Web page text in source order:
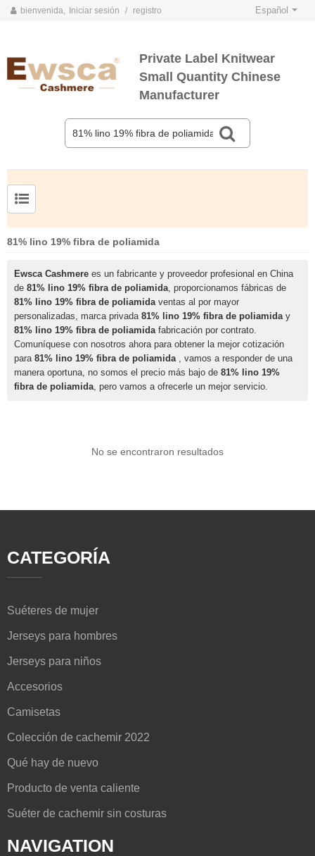
bienvenida, Iniciar sesión / registro Español
Private Label Knitwear
Small Quantity Chinese
Manufacturer
81% lino 19% fibra de poliamida
Ewsca Cashmere es un fabricante y proveedor profesional en China
de 81% lino 19% fibra de poliamida, proporcionamos fábricas de
81% lino 19% fibra de poliamidaventas al por mayor
personalizadas, marca privada 81% lino 19% fibra de poliamiday
81% lino 19% fibra de poliamidafabricación por contrato.
Comuníquese con nosotros ahora para obtener la mejor cotización
para 81% lino 19% fibra de poliamida, vamos a responder de una
manera oportuna, no somos el precio más bajo de 81% lino 19%
fibra de poliamida, pero vamos a ofrecerle un mejor servicio.
No se encontraron resultados
CATEGORÍA
Suéteres de mujer
Jerseys para hombres
Jerseys para niños
Accesorios
Camisetas
Colección de cachemir 2022
Qué hay de nuevo
Producto de venta caliente
Suéter de cachemir sin costuras
NAVIGATION